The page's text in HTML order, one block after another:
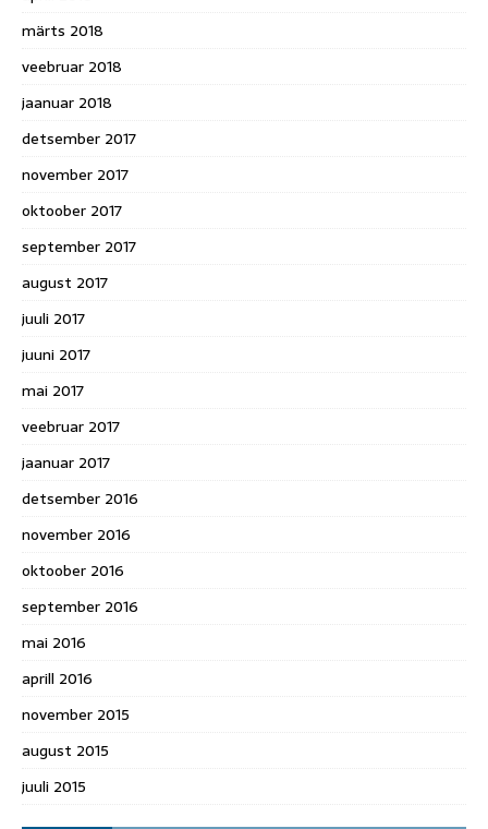
märts 2018
veebruar 2018
jaanuar 2018
detsember 2017
november 2017
oktoober 2017
september 2017
august 2017
juuli 2017
juuni 2017
mai 2017
veebruar 2017
jaanuar 2017
detsember 2016
november 2016
oktoober 2016
september 2016
mai 2016
aprill 2016
november 2015
august 2015
juuli 2015